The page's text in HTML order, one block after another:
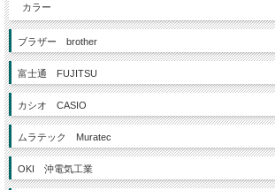
カラー
ブラザー brother
富士通 FUJITSU
カシオ CASIO
ムラテック Muratec
OKI 沖電気工業